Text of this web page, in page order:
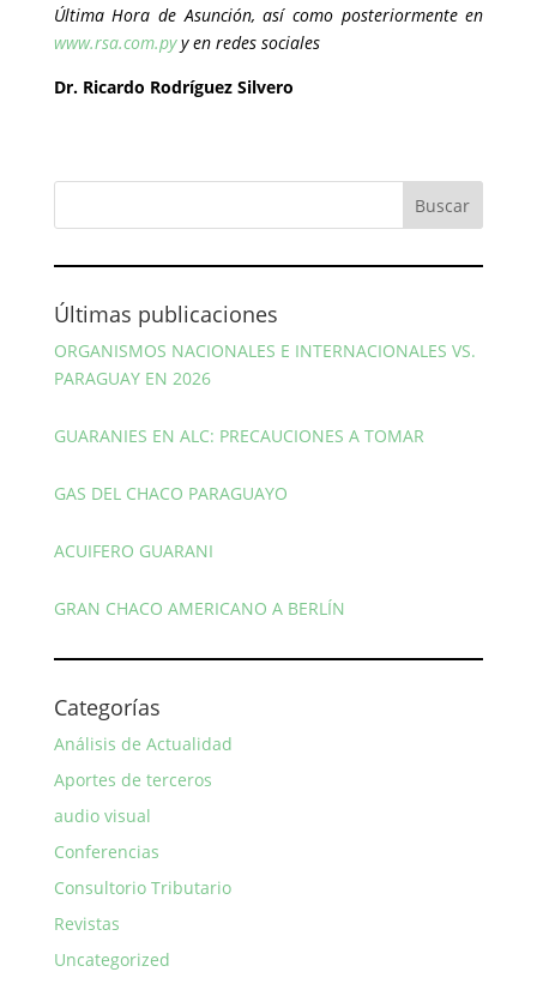
Última Hora de Asunción, así como posteriormente en
www.rsa.com.pyy en redes sociales
Dr. Ricardo Rodríguez Silvero
Últimas publicaciones
ORGANISMOS NACIONALES E INTERNACIONALES VS.
PARAGUAY EN 2026
GUARANIES EN ALC: PRECAUCIONES A TOMAR
GAS DEL CHACO PARAGUAYO
ACUIFERO GUARANI
GRAN CHACO AMERICANO A BERLÍN
Categorías
Análisis de Actualidad
Aportes de terceros
audio visual
Conferencias
Consultorio Tributario
Revistas
Uncategorized